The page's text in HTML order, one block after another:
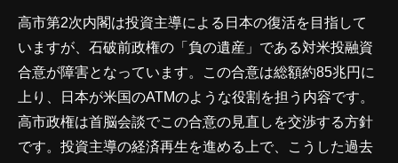
高市第2次内閣は投資主導による日本の復活を目指して
いますが、石破前政権の「負の遺産」である対米投融資
合意が障害となっています。この合意は総額約85兆円に
上り、日本が米国のATMのような役割を担う内容です。
高市政権は首脳会談でこの合意の見直しを交渉する方針
です。投資主導の経済再生を進める上で、こうした過去